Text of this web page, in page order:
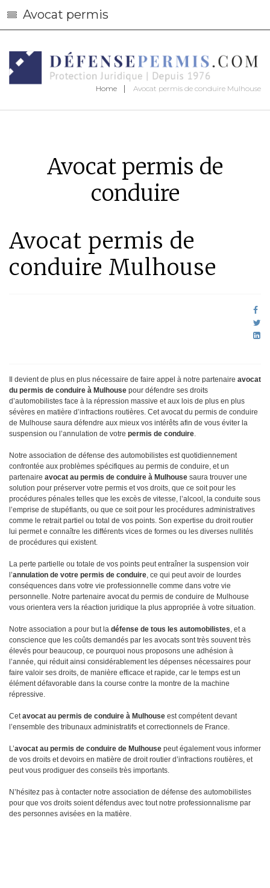
Avocat permis
Home Avocat permis de conduire Mulhouse
Avocat permis de
conduire
Avocat permis de
conduire Mulhouse
Il devient de plus en plus nécessaire de faire appel à notre partenaire avocat
du permis de conduire à Mulhouse pour défendre ses droits
d’automobilistes face à la répression massive et aux lois de plus en plus
sévères en matière d’infractions routières. Cet avocat du permis de conduire
de Mulhouse saura défendre aux mieux vos intérêts afin de vous éviter la
suspension ou l’annulation de votre permis de conduire.
Notre association de défense des automobilistes est quotidiennement
confrontée aux problèmes spécifiques au permis de conduire, et un
partenaire avocat au permis de conduire à Mulhouse saura trouver une
solution pour préserver votre permis et vos droits, que ce soit pour les
procédures pénales telles que les excès de vitesse, l’alcool, la conduite sous
l’emprise de stupéfiants, ou que ce soit pour les procédures administratives
comme le retrait partiel ou total de vos points. Son expertise du droit routier
lui permet e connaître les différents vices de formes ou les diverses nullités
de procédures qui existent.
La perte partielle ou totale de vos points peut entraîner la suspension voir
l’annulation de votre permis de conduire, ce qui peut avoir de lourdes
conséquences dans votre vie professionnelle comme dans votre vie
personnelle. Notre partenaire avocat du permis de conduire de Mulhouse
vous orientera vers la réaction juridique la plus appropriée à votre situation.
Notre association a pour but la défense de tous les automobilistes, et a
conscience que les coûts demandés par les avocats sont très souvent très
élevés pour beaucoup, ce pourquoi nous proposons une adhésion à
l’année, qui réduit ainsi considérablement les dépenses nécessaires pour
faire valoir ses droits, de manière efficace et rapide, car le temps est un
élément défavorable dans la course contre la montre de la machine
répressive.
Cetavocat au permis de conduire à Mulhouse est compétent devant
l’ensemble des tribunaux administratifs et correctionnels de France.
L’avocat au permis de conduire de Mulhouse peut également vous informer
de vos droits et devoirs en matière de droit routier d’infractions routières, et
peut vous prodiguer des conseils très importants.
N’hésitez pas à contacter notre association de défense des automobilistes
pour que vos droits soient défendus avec tout notre professionnalisme par
des personnes avisées en la matière.